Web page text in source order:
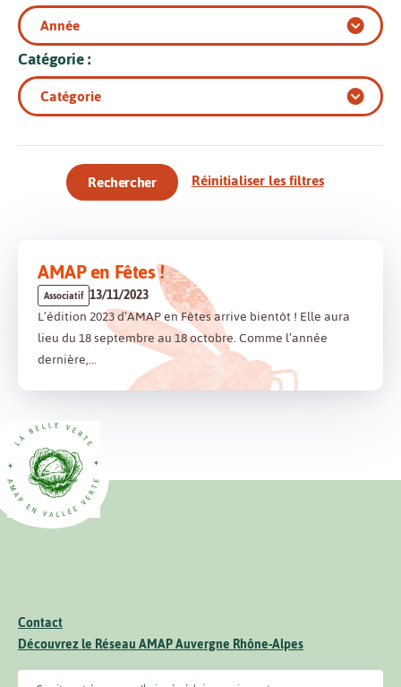
Catégorie :
Rechercher Réinitialiser les filtres
AMAP en Fêtes !
Associatif 13/11/2023
L’édition 2023 d’AMAP en Fêtes arrive bientôt ! Elle aura
lieu du 18 septembre au 18 octobre. Comme l’année
dernière,…
Contact
Découvrez le Réseau AMAP Auvergne Rhône-Alpes